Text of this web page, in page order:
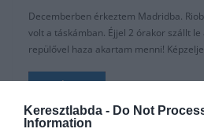
Keresztlabda - Do Not
Information
Decemberben érkeztem Madridba.
volt a táskámban. Éjjel 2 órakor szállt le
repülővel haza akartam menni!
Read More